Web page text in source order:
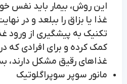
این روش، بیمار باید نفس
غذا یا بزاق را ببلعد و در
تکنیک به پیشگیری از ورود
کمک کرده و برای افرادی که
غذاهای رقیق مشکل دارند،
مانور سوپر سوپراگلوتیک